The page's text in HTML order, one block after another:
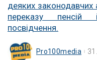
деяких законодавчих
переказу пенсій
посвідчення.
Pro100media